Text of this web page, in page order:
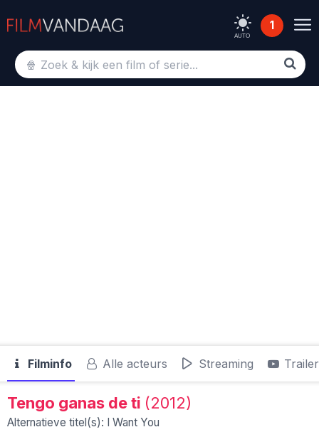
AUTO
1
Filminfo Alle acteurs Streaming Trailer
Tengo ganas de ti (2012)
Alternatieve titel(s): I Want You